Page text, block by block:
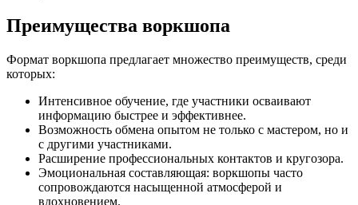
Преимущества воркшопа
Формат воркшопа предлагает множество преимуществ, среди
которых:
Интенсивное обучение, где участники осваивают
информацию быстрее и эффективнее.
Возможность обмена опытом не только с мастером, но и
с другими участниками.
Расширение профессиональных контактов и кругозора.
Эмоциональная составляющая: воркшопы часто
сопровождаются насыщенной атмосферой и
вдохновением.